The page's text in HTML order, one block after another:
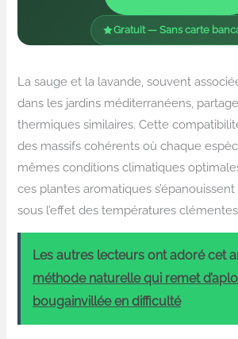
Gratuit — Sans carte
La sauge et la lavande, souvent
dans les jardins méditerranéens,
thermiques similaires. Cette
des massifs cohérents où chaque
mêmes conditions climatiques
ces plantes aromatiques
sous l’effet des températures
Les autres lecteurs ont adoré cet
méthode naturelle qui remet
bougainvillée en difficulté